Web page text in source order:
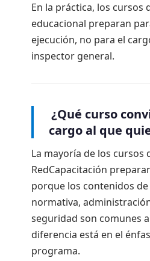
En la práctica, los cursos
educacional preparan
ejecución, no para el
inspector general.
¿Qué curso
cargo al que
La mayoría de los cursos
RedCapacitación
porque los contenidos de
normativa,
seguridad son comunes
diferencia está en el
programa.